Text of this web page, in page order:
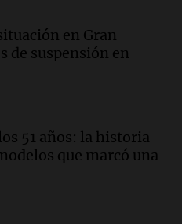
a San Cayetano
pan, paz y trabajo
de la Cerveza:
desafío de producir
en Gran
de suspensión en
51 años: la historia
que marcó una